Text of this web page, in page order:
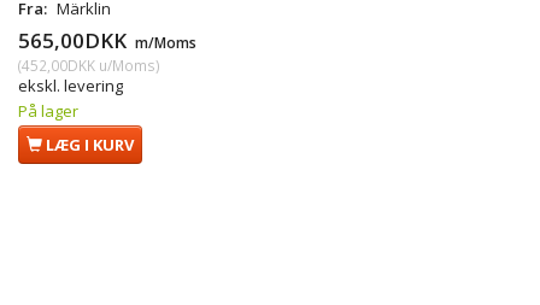
Fra: Märklin
565,00DKK m/Moms
(452,00DKK u/Moms)
ekskl. levering
På lager
LÆG I KURV